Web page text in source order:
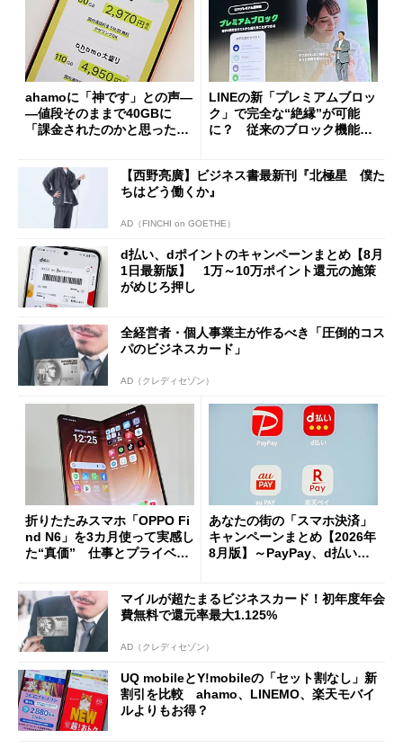
ahamoに「神です」との声―
―値段そのままで40GBに
「課金されたのかと思った」
LINEの新「プレミアムブロッ
ク」で完全な“絶縁”が可能
に？ 従来のブロック機能と
【西野亮廣】ビジネス書最新刊『北極星 僕た
ちはどう働くか』
AD（FINCHI on GOETHE）
d払い、dポイントのキャンペーンまとめ【8月
1日最新版】 1万～10万ポイント還元の施策
がめじろ押し
全経営者・個人事業主が作るべき「圧倒的コス
パのビジネスカード」
AD（クレディセゾン）
折りたたみスマホ「OPPO Fi
nd N6」を3カ月使って実感し
た“真価” 仕事とプライベー
あなたの街の「スマホ決済」
キャンペーンまとめ【2026年
8月版】～PayPay、d払い、a
マイルが超たまるビジネスカード！初年度年会
費無料で還元率最大1.125%
AD（クレディセゾン）
UQ mobileとY!mobileの「セット割なし」新
割引を比較 ahamo、LINEMO、楽天モバイ
ルよりもお得？